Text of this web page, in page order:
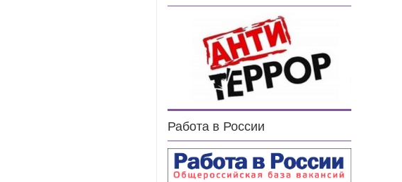
Работа в России